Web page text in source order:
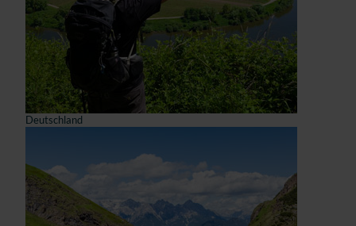
Deutschland